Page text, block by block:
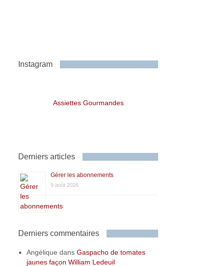
Instagram
Assiettes Gourmandes
Derniers articles
Gérer les abonnements
9 août 2026
Derniers commentaires
Angélique dansGaspacho de tomates
jaunes façon William Ledeuil